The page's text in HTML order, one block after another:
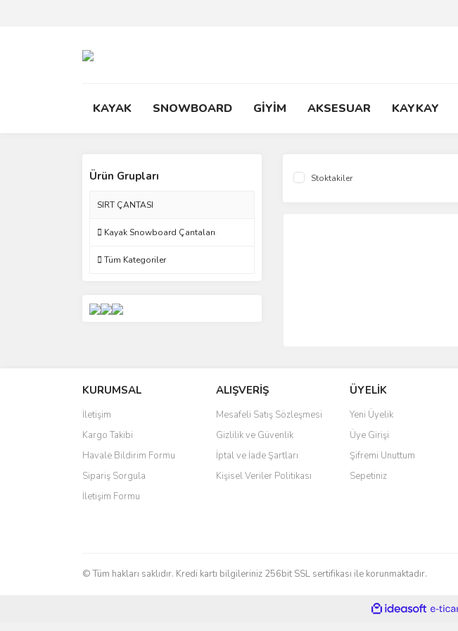
KAYAK SNOWBOARD GİYİM AKSESUAR KAYKAY
Ürün Grupları
SIRT ÇANTASI
Kayak Snowboard Çantaları
Tüm Kategoriler
Stoktakiler
KURUMSAL
İletişim
Kargo Takibi
Havale Bildirim Formu
Sipariş Sorgula
İletişim Formu
ALIŞVERİŞ
Mesafeli Satış Sözleşmesi
Gizlilik ve Güvenlik
İptal ve İade Şartları
Kişisel Veriler Politikası
ÜYELİK
Yeni Üyelik
Üye Girişi
Şifremi Unuttum
Sepetiniz
© Tüm hakları saklıdır. Kredi kartı bilgileriniz 256bit SSL sertifikası ile korunmaktadır.
ideasoft